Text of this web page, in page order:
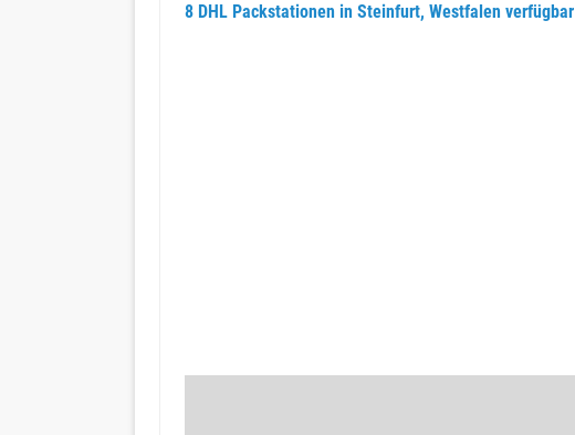
8 DHL Packstationen in Steinfurt, Westfalen verfügbar